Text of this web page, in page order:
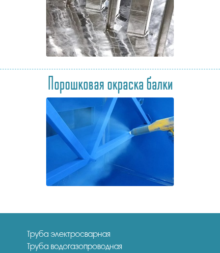
Порошковая окраска балки
Труба электросварная
Труба водогазопроводная